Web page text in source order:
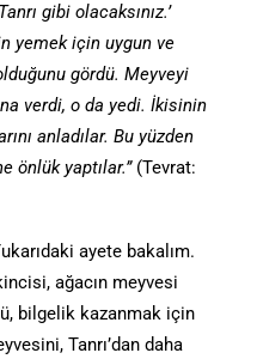
gibi olacaksınız.’
yemek için uygun ve
gördü. Meyveyi
verdi, o da yedi. İkisinin
anladılar. Bu yüzden
önlük yaptılar.”(Tevrat:
ayete bakalım.
ağacın meyvesi
bilgelik kazanmak için
Tanrı’dan daha